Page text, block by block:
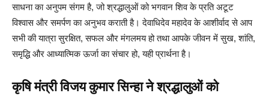
साधना का अनुपम संगम है, जो श्रद्धालुओं को भगवान शिव के प्रति अटूट
विश्वास और समर्पण का अनुभव कराती है। देवाधिदेव महादेव के आशीर्वाद से आप
सभी की यात्रा सुरक्षित, सफल और मंगलमय हो तथा आपके जीवन में सुख, शांति,
समृद्धि और आध्यात्मिक ऊर्जा का संचार हो, यही प्रार्थना है।
कृषि मंत्री विजय कुमार सिन्हा ने श्रद्धालुओं को